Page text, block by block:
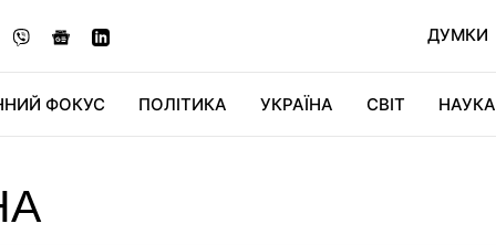
ДУМКИ
ФОКУС ПОЛІТИКА УКРАЇНА СВІТ НАУКА